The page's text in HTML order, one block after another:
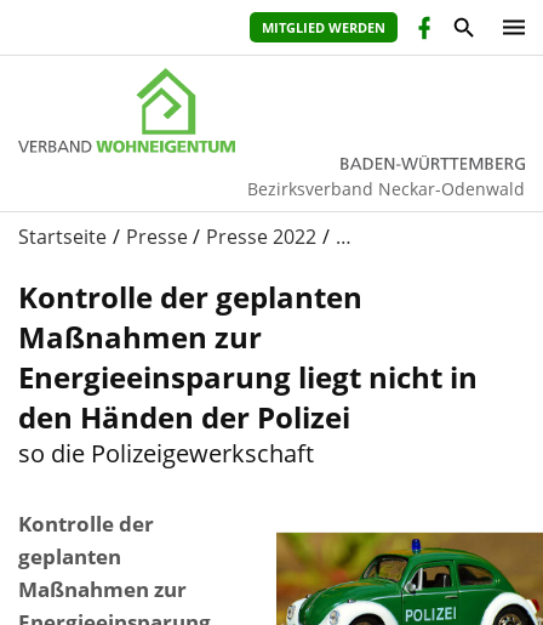
MITGLIED WERDEN
Bezirksverband Neckar-Odenwald
Startseite Presse Presse 2022 …
Kontrolle der geplanten
Maßnahmen zur
Energieeinsparung liegt nicht in
den Händen der Polizei
so die Polizeigewerkschaft
Kontrolle der
geplanten
Maßnahmen zur